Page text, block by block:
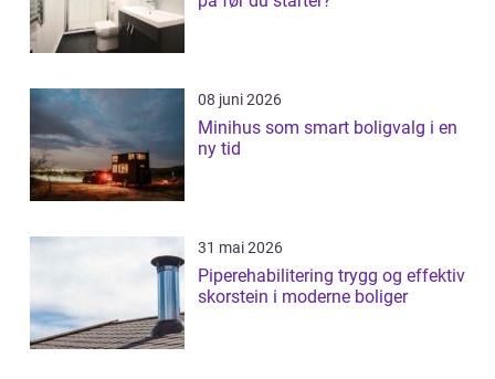
08 juni 2026
Minihus som smart boligvalg i en
ny tid
31 mai 2026
Piperehabilitering trygg og effektiv
skorstein i moderne boliger